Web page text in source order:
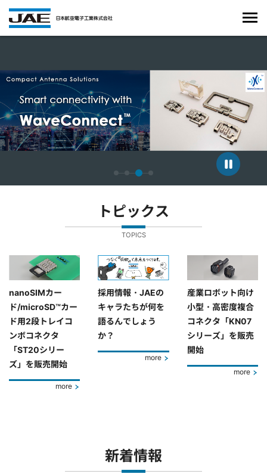
トピックス
TOPICS
nanoSIMカー
ド/microSD™カー
ド用2段トレイコ
ンボコネクタ
「ST20シリー
ズ」を販売開始
more
採用情報・JAEの
キャラたちが何を
語るんでしょう
か？
more
産業ロボット向け
小型・高密度複合
コネクタ「KN07
シリーズ」を販売
開始
more
新着情報